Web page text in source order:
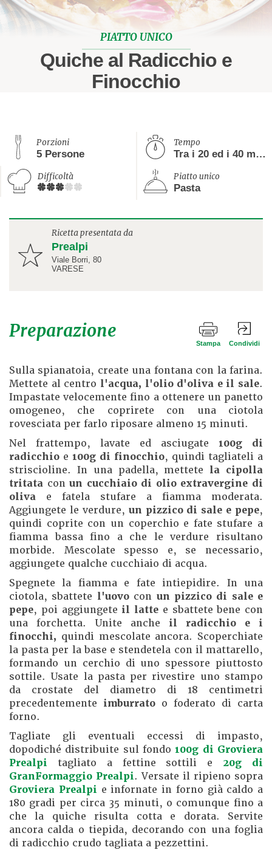
PIATTO UNICO
Quiche al Radicchio e
Finocchio
Porzioni
5 Persone
Tempo
Tra i 20 ed i 40 minuti
Difficoltà Piatto unico
Pasta
Ricetta presentata da
Prealpi
Viale Borri, 80
VARESE
Preparazione
Stampa Condividi
Sulla spianatoia, create una fontana con la farina.
Mettete al centro l'acqua, l'olio d'oliva e il sale.
Impastate velocemente fino a ottenere un panetto
omogeneo, che coprirete con una ciotola
rovesciata per farlo riposare almeno 15 minuti.
Nel frattempo, lavate ed asciugate 100g di
radicchio e 100g di finocchio, quindi tagliateli a
striscioline. In una padella, mettete la cipolla
tritata conun cucchiaio di olio extravergine di
oliva e fatela stufare a fiamma moderata.
Aggiungete le verdure, un pizzico di sale e pepe,
quindi coprite con un coperchio e fate stufare a
fiamma bassa fino a che le verdure risultano
morbide. Mescolate spesso e, se necessario,
aggiungete qualche cucchiaio di acqua.
Spegnete la fiamma e fate intiepidire. In una
ciotola, sbattete l'uovocon un pizzico di sale e
pepe, poi aggiungete il latte e sbattete bene con
una forchetta. Unite anche il radicchio e i
finocchi, quindi mescolate ancora. Scoperchiate
la pasta per la base e stendetela con il mattarello,
formando un cerchio di uno spessore piuttosto
sottile. Usate la pasta per rivestire uno stampo
da crostate del diametro di 18 centimetri
precedentemente imburrato o foderato di carta
forno.
Tagliate gli eventuali eccessi di impasto,
dopodiché distribuite sul fondo100g di Groviera
Prealpi tagliato a fettine sottili e 20g di
GranFormaggio Prealpi. Versate il ripieno sopra
Groviera Prealpi e infornate in forno già caldo a
180 gradi per circa 35 minuti, o comunque fino a
che la quiche risulta cotta e dorata. Servite
ancora calda o tiepida, decorando con una foglia
di radicchio crudo tagliata a pezzettini.